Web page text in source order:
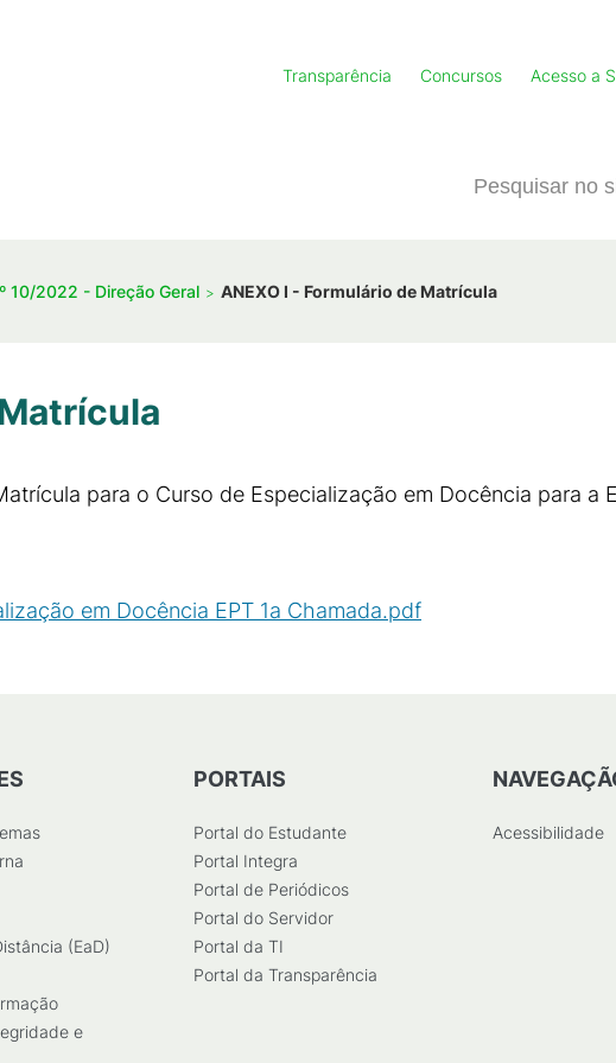
Transparência Concursos Acesso a
10/2022 - Direção Geral ANEXO I - Formulário de Matrícula
para o Curso de Especialização em Docência para a
em Docência EPT 1a Chamada.pdf
(EaD)
e
PORTAIS
Portal do Estudante
Portal Integra
Portal de Periódicos
Portal do Servidor
Portal da TI
Portal da Transparência
Acessibilidade